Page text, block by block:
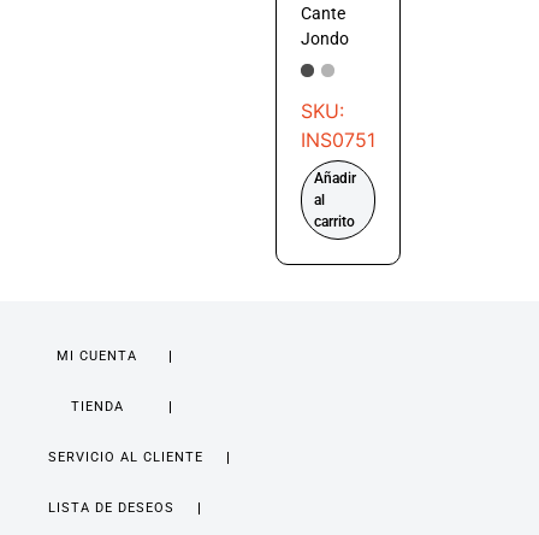
Cante
Jondo
SKU:
INS0751
Añadir
al
carrito
MI CUENTA
TIENDA
SERVICIO AL CLIENTE
LISTA DE DESEOS